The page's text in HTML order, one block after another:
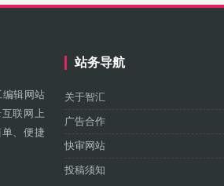
辑网站
联网上
、便捷
站务导航
关于智汇
广告合作
快审网站
投稿须知